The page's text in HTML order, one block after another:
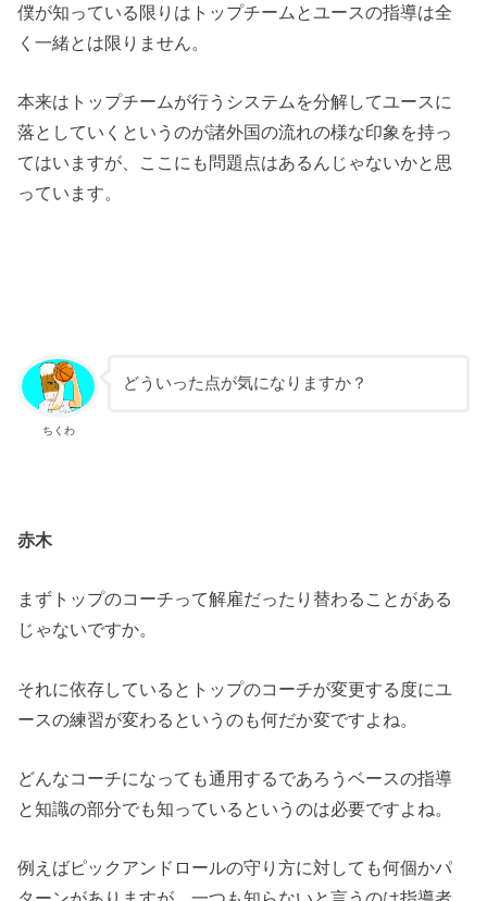
僕が知っている限りはトップチームとユースの指導は全
く一緒とは限りません。
本来はトップチームが行うシステムを分解してユースに
落としていくというのが諸外国の流れの様な印象を持っ
てはいますが、ここにも問題点はあるんじゃないかと思
っています。
ちくわ
どういった点が気になりますか？
赤木
まずトップのコーチって解雇だったり替わることがある
じゃないですか。
それに依存しているとトップのコーチが変更する度にユ
ースの練習が変わるというのも何だか変ですよね。
どんなコーチになっても通用するであろうベースの指導
と知識の部分でも知っているというのは必要ですよね。
例えばピックアンドロールの守り方に対しても何個かパ